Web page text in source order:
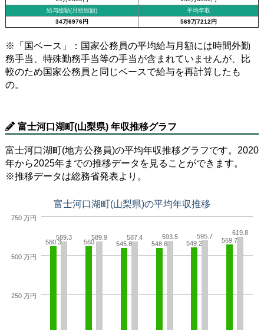
給与総額(月給総額)
平均年収
34万6976円
569万7212円
※「国ベース」：国家公務員の平均給与月額には時間外勤
務手当、特殊勤務手当等の手当が含まれていませんが、比
較のため国家公務員と同じベースで給与を再計算したも
の。
富士河口湖町(山梨県) 年収推移グラフ
富士河口湖町(地方公務員)の平均年収推移グラフです。2020
年から2025年までの推移データを見ることができます。
※推移データは総務省発表より。
富士河口湖町(山梨県)の平均年収推移
560.3 560 545.8 548.6 549.2 569.7
589.3 589.9 587.4 593.5 595.7 619.8
250 万円
500 万円
750 万円